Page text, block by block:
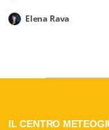
Elena Rava
IL CENTRO